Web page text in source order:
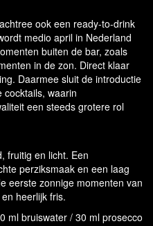
ook een ready-to-drink
medio april in Nederland
buiten de bar, zoals
in de zon. Direct klaar
Daarmee sluit de introductie
waarin
een steeds grotere rol
fruitig en licht. Een
perziksmaak en een laag
eerste zonnige momenten van
heerlijk fris.
ml bruiswater / 30 ml prosecco